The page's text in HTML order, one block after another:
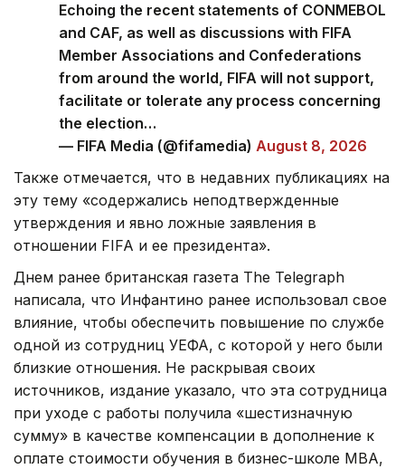
Echoing the recent statements of CONMEBOL
and CAF, as well as discussions with FIFA
Member Associations and Confederations
from around the world, FIFA will not support,
facilitate or tolerate any process concerning
the election…
— FIFA Media (@fifamedia) August 8, 2026
Также отмечается, что в недавних публикациях на
эту тему «содержались неподтвержденные
утверждения и явно ложные заявления в
отношении FIFA и ее президента».
Днем ранее британская газета The Telegraph
написала, что Инфантино ранее использовал свое
влияние, чтобы обеспечить повышение по службе
одной из сотрудниц УЕФА, с которой у него были
близкие отношения. Не раскрывая своих
источников, издание указало, что эта сотрудница
при уходе с работы получила «шестизначную
сумму» в качестве компенсации в дополнение к
оплате стоимости обучения в бизнес-школе МВА,